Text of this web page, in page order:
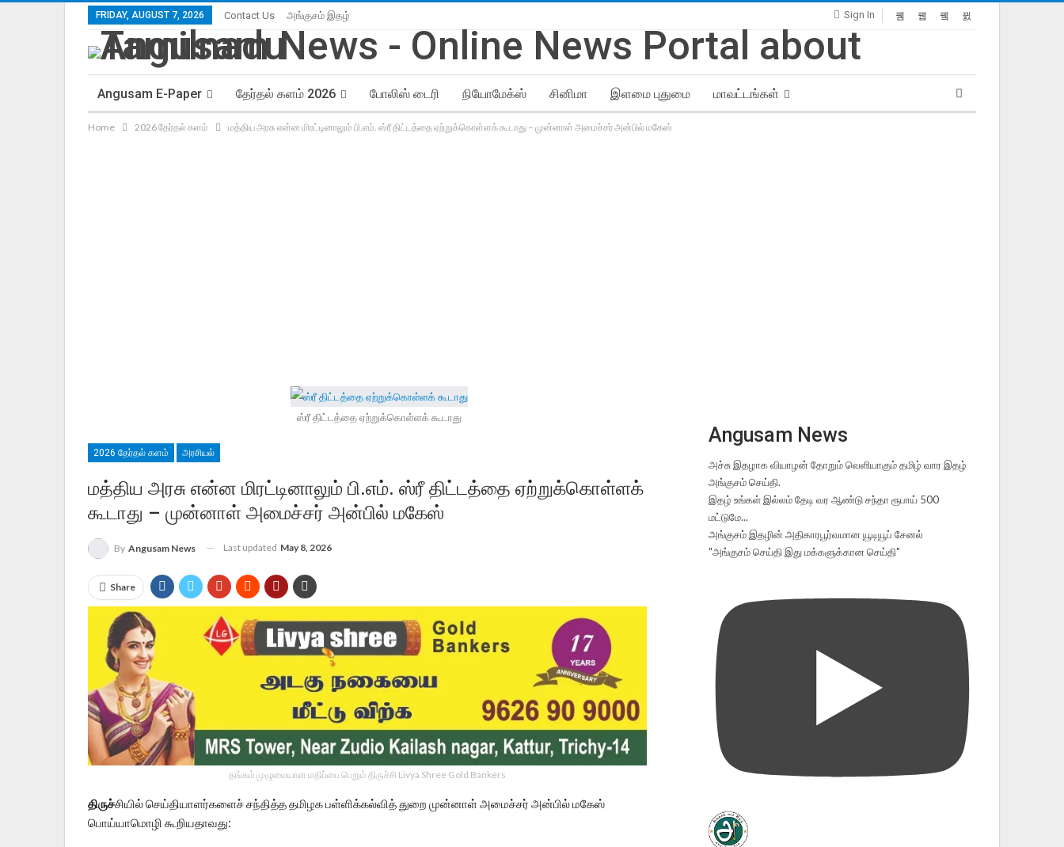
Sign In
FRIDAY, AUGUST 7, 2026 Contact Us அங்குசம் இதழ்
Angusam E-Paper தேர்தல் களம் 2026 போலிஸ் டைரி நியோமேக்ஸ் சினிமா இளமை புதுமை மாவட்டங்கள்
Home 2026 தேர்தல் களம் மத்திய அரசு என்ன மிரட்டினாலும் பி.எம். ஸ்ரீ திட்டத்தை ஏற்றுக்கொள்ளக் கூடாது – முன்னாள் அமைச்சர் அன்பில் மகேஸ்
ஸ்ரீ திட்டத்தை ஏற்றுக்கொள்ளக் கூடாது
2026 தேர்தல் களம் அரசியல்
மத்திய அரசு என்ன மிரட்டினாலும் பி.எம். ஸ்ரீ திட்டத்தை ஏற்றுக்கொள்ளக்
கூடாது – முன்னாள் அமைச்சர் அன்பில் மகேஸ்
By Angusam News Last updated May 8, 2026
Share
தங்கம் முழுமையான மதிப்பை பெறும் திருச்சி Livya Shree Gold Bankers
திருச்சியில் செய்தியாளர்களைச் சந்தித்த தமிழக பள்ளிக்கல்வித் துறை முன்னாள் அமைச்சர் அன்பில் மகேஸ்
பொய்யாமொழி கூறியதாவது:
Angusam News
அச்சு இதழாக வியாழன் தோறும் வெளியாகும் தமிழ் வார இதழ்
அங்குசம் செய்தி.
இதழ் உங்கள் இல்லம் தேடி வர ஆண்டு சந்தா ரூபாய் 500
மட்டுமே...
அங்குசம் இதழின் அதிகாரபூர்வமான யூடியூப் சேனல்
"அங்குசம் செய்தி இது மக்களுக்கான செய்தி"